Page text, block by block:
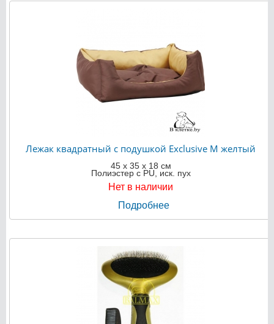
Лежак квадратный с подушкой Exclusive M желтый
45 х 35 х 18 см
Полиэстер с PU, иск. пух
Нет в наличии
Подробнее